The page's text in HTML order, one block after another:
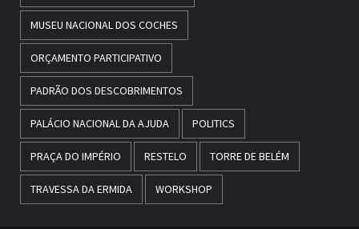
MUSEU NACIONAL DOS COCHES
ORÇAMENTO PARTICIPATIVO
PADRÃO DOS DESCOBRIMENTOS
PALÁCIO NACIONAL DA AJUDA POLITICS
PRAÇA DO IMPÉRIO RESTELO TORRE DE BELÉM
TRAVESSA DA ERMIDA WORKSHOP